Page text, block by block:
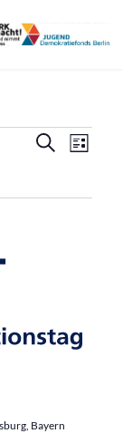
Suche
Liste
Bayern